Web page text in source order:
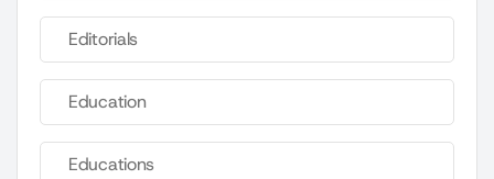
Editorials
Education
Educations